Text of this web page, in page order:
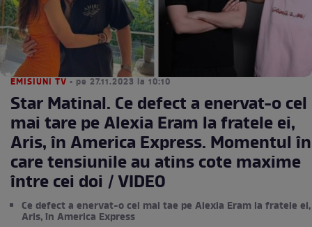
EMISIUNI TV • pe 27.11.2023 la 10:10
Star Matinal. Ce defect a enervat-o cel
mai tare pe Alexia Eram la fratele ei,
Aris, în America Express. Momentul în
care tensiunile au atins cote maxime
între cei doi / VIDEO
Ce defect a enervat-o cel mai tae pe Alexia Eram la fratele ei,
Aris, în America Express